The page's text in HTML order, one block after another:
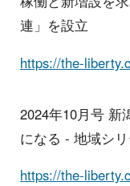
連」を設立
https://the-
2024年10月号 新
になる - 地域シ
https://the-